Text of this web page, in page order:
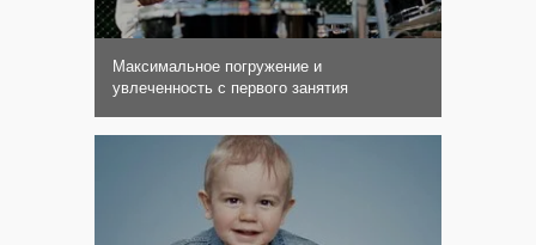
Максимальное погружение и
увлеченность с первого занятия